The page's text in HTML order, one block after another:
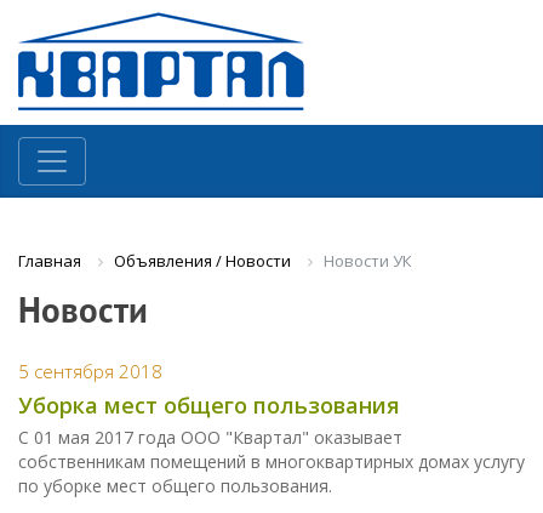
Главная Объявления / Новости Новости УК
Новости
5 сентября 2018
Уборка мест общего пользования
С 01 мая 2017 года ООО "Квартал" оказывает
собственникам помещений в многоквартирных домах услугу
по уборке мест общего пользования.